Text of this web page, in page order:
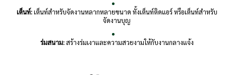
เต็นท์:เต็นท์สำหรับจัดงานหลากหลายขนาด ทั้งเต็นท์ติดแอร์ หรือเต็นท์สำหรับ
จัดงานบุญ
ร่มสนาม:สร้างร่มเงาและความสวยงามให้กับงานกลางแจ้ง